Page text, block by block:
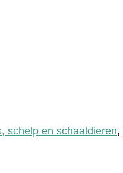
schelp en schaaldieren,